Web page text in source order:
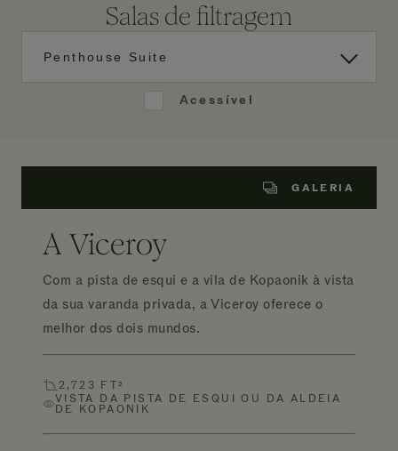
Salas de filtragem
Penthouse Suite
Acessível
GALERIA
A Viceroy
Com a pista de esqui e a vila de Kopaonik à vista
da sua varanda privada, a Viceroy oferece o
melhor dos dois mundos.
2,723 FT²
VISTA DA PISTA DE ESQUI OU DA ALDEIA
DE KOPAONIK